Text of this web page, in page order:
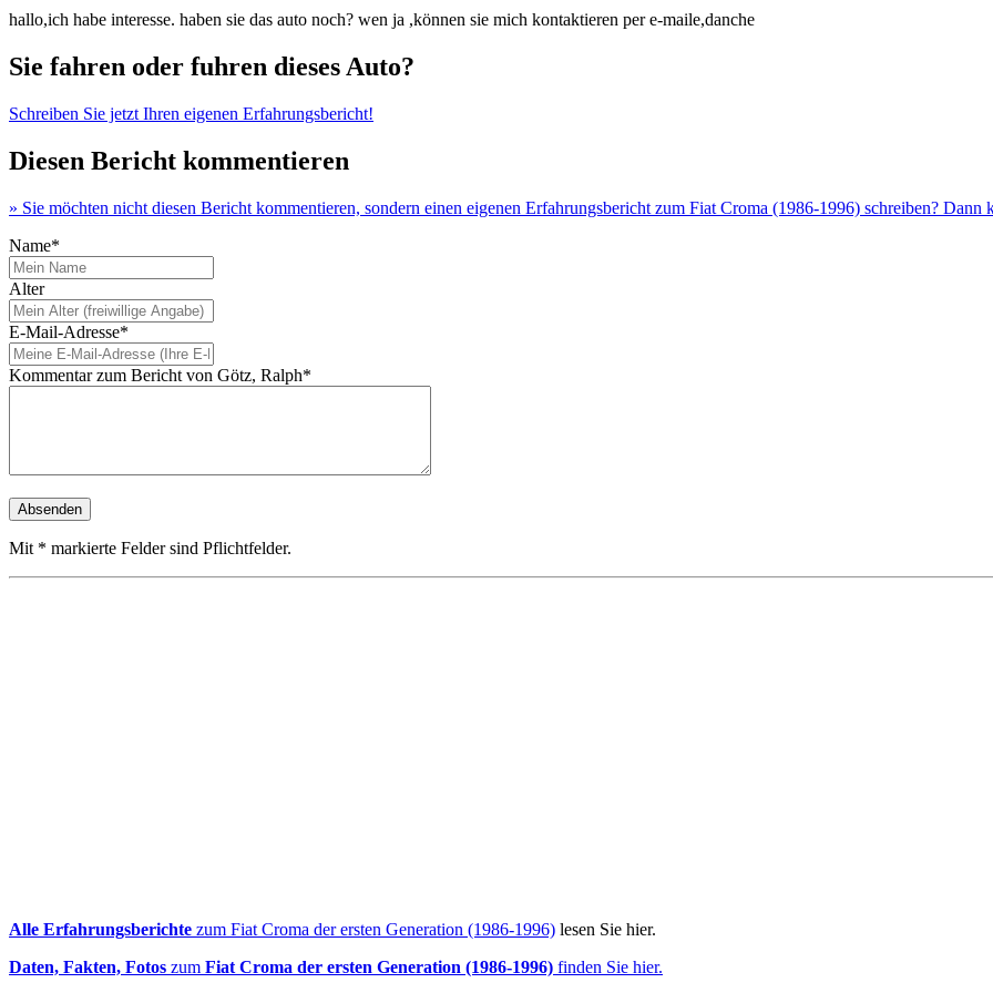
hallo,ich habe interesse. haben sie das auto noch? wen ja ,können sie mich kontaktieren per e-maile,danche
Sie fahren oder fuhren dieses Auto?
Schreiben Sie jetzt Ihren eigenen Erfahrungsbericht!
Diesen Bericht kommentieren
» Sie möchten nicht diesen Bericht kommentieren, sondern einen eigenen Erfahrungsbericht zum Fiat Croma (1986-1996) schreiben? Dann
Name*
Alter
E-Mail-Adresse*
Kommentar zum Bericht von Götz, Ralph*
Mit * markierte Felder sind Pflichtfelder.
Alle Erfahrungsberichte zum Fiat Croma der ersten Generation (1986-1996) lesen Sie hier.
Daten, Fakten, Fotos zum Fiat Croma der ersten Generation (1986-1996) finden Sie hier.